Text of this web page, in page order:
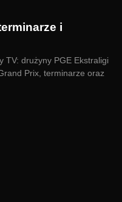
i
TV: drużyny PGE Ekstraligi
Prix, terminarze oraz